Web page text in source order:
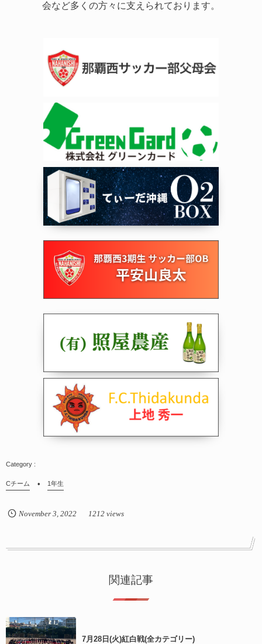
会など多くの方々に支えられております。
Cチーム 1年生
November 3 2022 1212 views
関連記事
7月28日(火)紅白戦(全カテゴリー)